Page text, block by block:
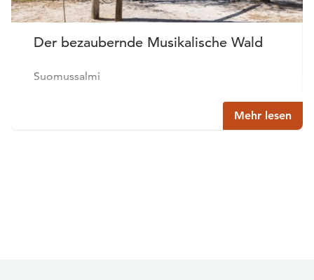
Der bezaubernde Musikalische Wald
Suomussalmi
Mehr lesen